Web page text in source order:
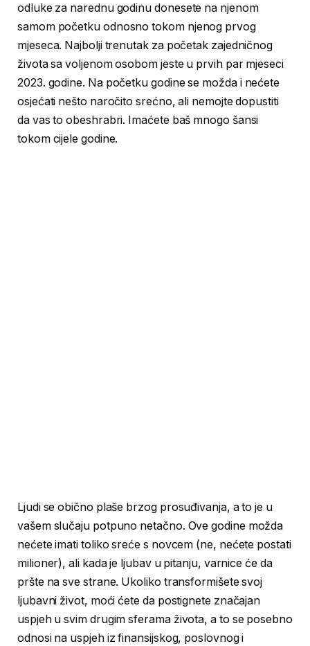
odluke za narednu godinu donesete na njenom
samom početku odnosno tokom njenog prvog
mjeseca. Najbolji trenutak za početak zajedničnog
života sa voljenom osobom jeste u prvih par mjeseci
2023. godine. Na početku godine se možda i nećete
osjećati nešto naročito srećno, ali nemojte dopustiti
da vas to obeshrabri. Imaćete baš mnogo šansi
tokom cijele godine.
Ljudi se obično plaše brzog prosuđivanja, a to je u
vašem slučaju potpuno netačno. Ove godine možda
nećete imati toliko sreće s novcem (ne, nećete postati
milioner), ali kada je ljubav u pitanju, varnice će da
pršte na sve strane. Ukoliko transformišete svoj
ljubavni život, moći ćete da postignete značajan
uspjeh u svim drugim sferama života, a to se posebno
odnosi na uspjeh iz finansijskog, poslovnog i